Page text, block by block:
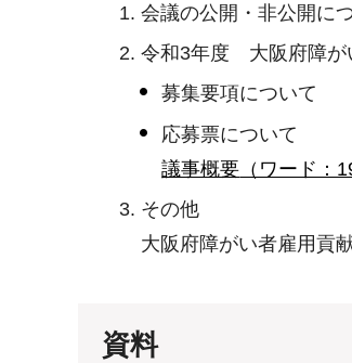
会議の公開・非公開に
令和3年度 大阪府障が
募集要項について
応募票について
議事概要 （ワード：
その他
大阪府障がい者雇用貢
資料